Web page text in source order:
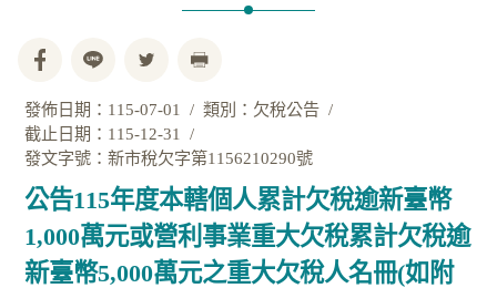
發佈日期：115-07-01
類別：欠稅公告
截止日期：115-12-31
發文字號：新市稅欠字第1156210290號
公告115年度本轄個人累計欠稅逾新臺幣
1,000萬元或營利事業重大欠稅累計欠稅逾
新臺幣5,000萬元之重大欠稅人名冊(如附